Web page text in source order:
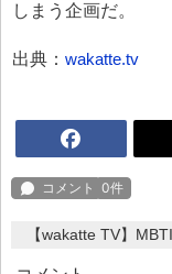
しまう企画だ。
出典： wakatte.tv
【wakatte TV】